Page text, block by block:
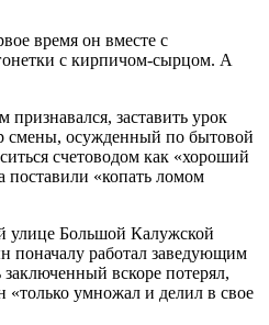
время он вместе с
с кирпичом-сырцом. А
заставить урок
смены, осужденный по бытовой
счетоводом как «хороший
поставили «копать ломом
улице Большой Калужской
поначалу работал заведующим
вскоре потерял,
умножал и делил в свое